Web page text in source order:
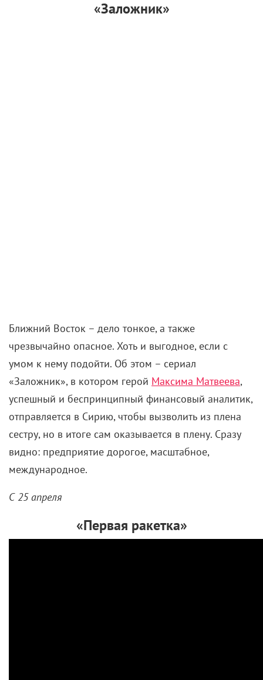
«Заложник»
Ближний Восток – дело тонкое, а также
чрезвычайно опасное. Хоть и выгодное, если с
умом к нему подойти. Об этом – сериал
«Заложник», в котором герой Максима Матвеева,
успешный и беспринципный финансовый аналитик,
отправляется в Сирию, чтобы вызволить из плена
сестру, но в итоге сам оказывается в плену. Сразу
видно: предприятие дорогое, масштабное,
международное.
С 25 апреля
«Первая ракетка»